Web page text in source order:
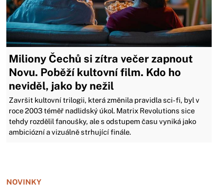
Miliony Čechů si zítra večer zapnout
Novu. Poběží kultovní film. Kdo ho
neviděl, jako by nežil
Završit kultovní trilogii, která změnila pravidla sci-fi, byl v
roce 2003 téměř nadlidský úkol. Matrix Revolutions sice
tehdy rozdělil fanoušky, ale s odstupem času vyniká jako
ambiciózní a vizuálně strhující finále.
NOVINKY